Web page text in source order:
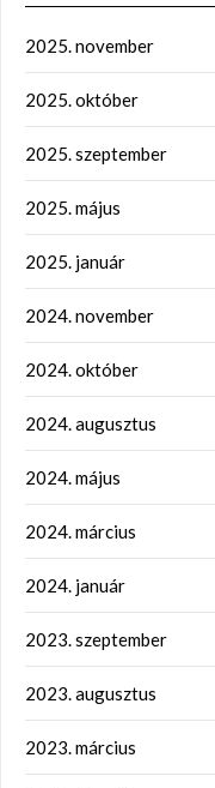
2025. november
2025. október
2025. szeptember
2025. május
2025. január
2024. november
2024. október
2024. augusztus
2024. május
2024. március
2024. január
2023. szeptember
2023. augusztus
2023. március